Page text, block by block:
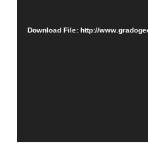
vídeo
Download File: http://